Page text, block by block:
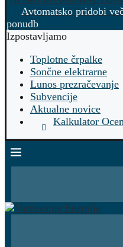
Avtomatsko pridobi
ponudb
Izpostavljamo
Toplotne črpalke
Sončne elektrarne
Lunos prezračevanje
Subvencije
Aktualne novice
Kalkulator